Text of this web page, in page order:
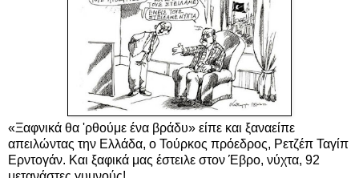
«Ξαφνικά θα 'ρθούμε ένα βράδυ» είπε και ξαναείπε
απειλώντας την Ελλάδα, ο Τούρκος πρόεδρος, Ρετζέπ Ταγίπ
Ερντογάν. Και ξαφικά μας έστειλε στον Έβρο, νύχτα, 92